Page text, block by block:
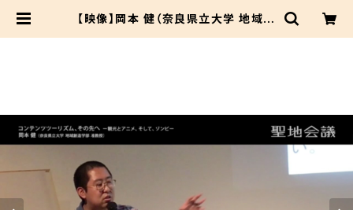
【映像】岡本 健（奈良県立大学 地域創